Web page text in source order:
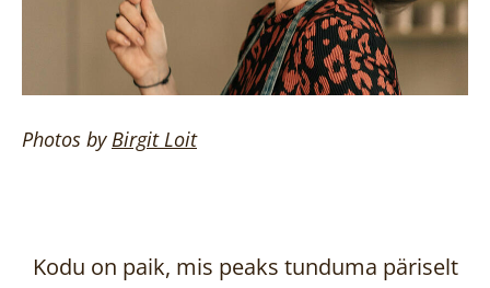
Photos byBirgitLoit
Kodu on paik, mis peaks tunduma päriselt